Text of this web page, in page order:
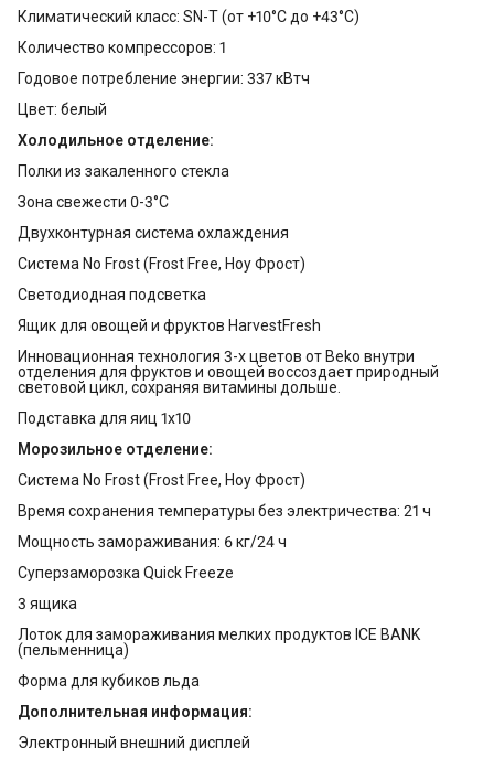
Климатический класс: SN-T (от +10°С до +43°С)
Количество компрессоров: 1
Годовое потребление энергии: 337 кВтч
Цвет: белый
Холодильное отделение:
Полки из закаленного стекла
Зона свежести 0-3°C
Двухконтурная система охлаждения
Система No Frost (Frost Free, Ноу Фрост)
Светодиодная подсветка
Ящик для овощей и фруктов HarvestFresh
Инновационная технология 3-х цветов от Beko внутри
отделения для фруктов и овощей воссоздает природный
световой цикл, сохраняя витамины дольше.
Подставка для яиц 1х10
Морозильное отделение:
Система No Frost (Frost Free, Ноу Фрост)
Время сохранения температуры без электричества: 21 ч
Мощность замораживания: 6 кг/24 ч
Суперзаморозка Quick Freeze
3 ящика
Лоток для замораживания мелких продуктов ICE BANK
(пельменница)
Форма для кубиков льда
Дополнительная информация:
Электронный внешний дисплей